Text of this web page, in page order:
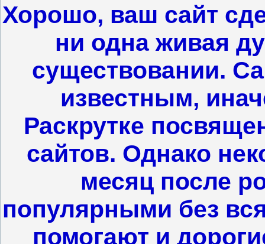
Хорошо, ваш сайт
ни одна живая
существовании.
известным,
Раскрутке
сайтов. Однако
месяц после
популярными без
помогают и